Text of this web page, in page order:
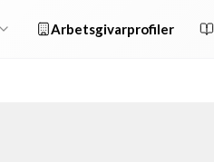
Arbetsgivarprofiler